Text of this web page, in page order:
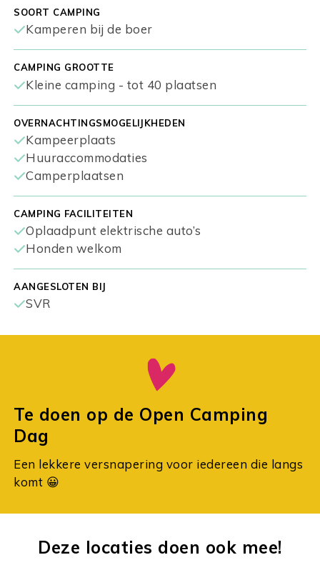
SOORT CAMPING
Kamperen bij de boer
CAMPING GROOTTE
Kleine camping - tot 40 plaatsen
OVERNACHTINGSMOGELIJKHEDEN
Kampeerplaats
Huuraccommodaties
Camperplaatsen
CAMPING FACILITEITEN
Oplaadpunt elektrische auto’s
Honden welkom
AANGESLOTEN BIJ
SVR
Te doen op de Open Camping
Dag
Een lekkere versnapering voor iedereen die langs
komt 😀
Deze locaties doen ook mee!